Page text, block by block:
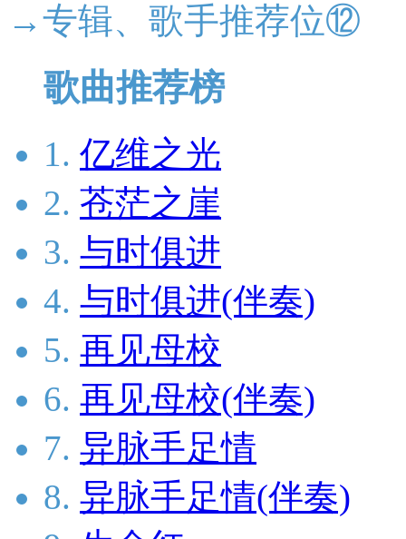
→专辑、歌手推荐位⑫
歌曲推荐榜
1. 亿维之光
2. 苍茫之崖
3. 与时俱进
4. 与时俱进(伴奏)
5. 再见母校
6. 再见母校(伴奏)
7. 异脉手足情
8. 异脉手足情(伴奏)